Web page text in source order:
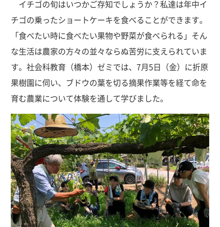
イチゴの旬はいつかご存知でしょうか？私達は年中イ
チゴの乗ったショートケーキを食べることができます。
「食べたい時に食べたい果物や野菜が食べられる」そん
な生活は農家の方々の並々ならぬ苦労に支えられていま
す。社会科教育（橋本）ゼミでは、7月5日（金）に折原
果樹園に伺い、ブドウの葉を切る摘果作業等を経て命を
育む農業について体験を通して学びました。